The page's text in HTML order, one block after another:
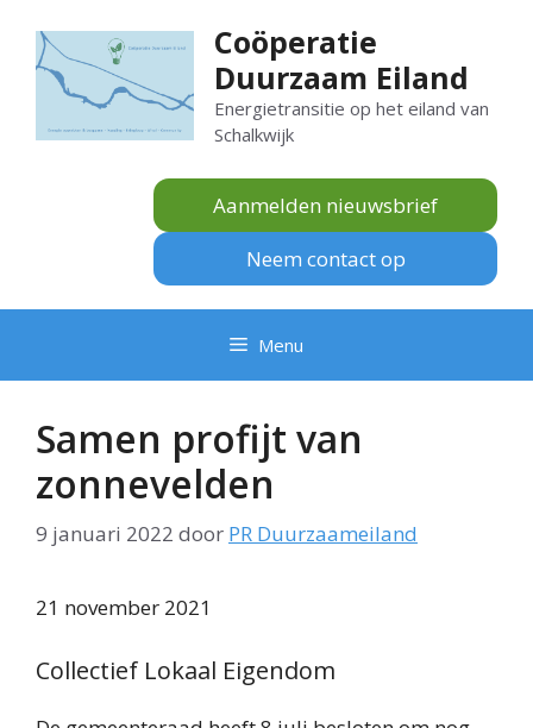
naar
inhoud
Coöperatie
Duurzaam Eiland
Energietransitie op het eiland van
Schalkwijk
Aanmelden nieuwsbrief
Neem contact op
Menu
Samen profijt van
zonnevelden
9 januari 2022 door PR Duurzaameiland
21 november 2021
Collectief Lokaal Eigendom